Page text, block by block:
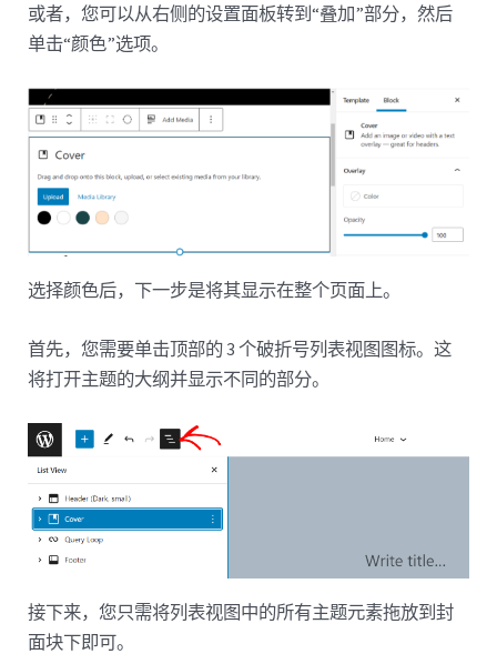
或者，您可以从右侧的设置面板转到“叠加”部分，然后
单击“颜色”选项。
选择颜色后，下一步是将其显示在整个页面上。
首先，您需要单击顶部的 3 个破折号列表视图图标。这
将打开主题的大纲并显示不同的部分。
接下来，您只需将列表视图中的所有主题元素拖放到封
面块下即可。